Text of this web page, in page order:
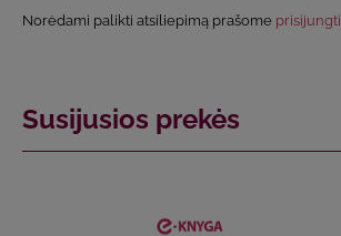
Norėdami palikti atsiliepimą prašome prisijungti
Susijusios prekės